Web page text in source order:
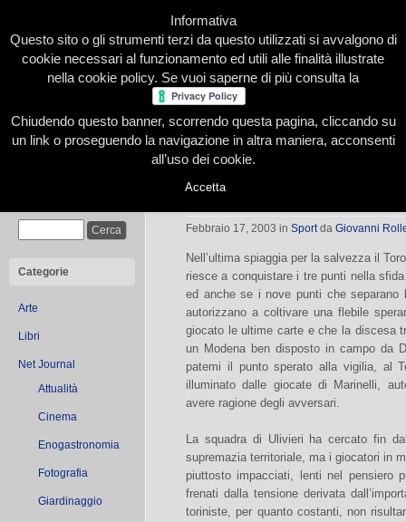
Home Presentazione Redazione Le nostre firme
Categorie
Arte
Libri
Net Journal
Attualità
Cinema
Enogastronomia
Fotografia
Giardinaggio
Il Toro si arena all’ultima spiaggia
Febbraio 17, 2003 in Sportda Giovanni
Nell’ultima spiaggia per la salvezza il
riesce a conquistare i tre punti nella
ed anche se i nove punti che separano
autorizzano a coltivare una flebile
giocato le ultime carte e che la discesa
un Modena ben disposto in campo da
patemi il punto sperato alla vigilia, al
illuminato dalle giocate di Marinelli,
avere ragione degli avversari.
La squadra di Ulivieri ha cercato fin
supremazia territoriale, ma i giocatori in
piuttosto impacciati, lenti nel pensiero
frenati dalla tensione derivata
toriniste, per quanto costanti, non
Informativa
Questo sito o gli strumenti terzi da questo utilizzati si avvalgono di
cookie necessari al funzionamento ed utili alle finalità illustrate
nella cookie policy. Se vuoi saperne di più consulta la
Chiudendo questo banner, scorrendo questa pagina, cliccando su
un link o proseguendo la navigazione in altra maniera, acconsenti
all’uso dei cookie.
Accetta